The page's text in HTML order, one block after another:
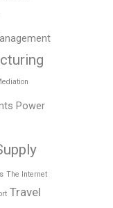
Power
The Internet
Travel